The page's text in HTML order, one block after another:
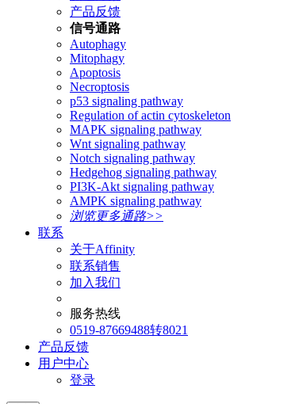
产品反馈
信号通路
Autophagy
Mitophagy
Apoptosis
Necroptosis
p53 signaling pathway
Regulation of actin cytoskeleton
MAPK signaling pathway
Wnt signaling pathway
Notch signaling pathway
Hedgehog signaling pathway
PI3K-Akt signaling pathway
AMPK signaling pathway
浏览更多通路>>
联系
关于Affinity
联系销售
加入我们
服务热线
0519-87669488转8021
产品反馈
用户中心
登录